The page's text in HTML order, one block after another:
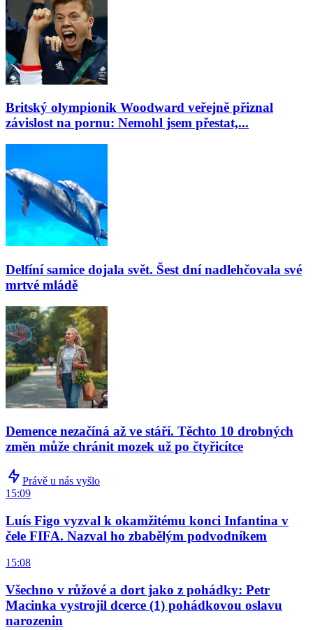
Britský olympionik Woodward veřejně přiznal
závislost na pornu: Nemohl jsem přestat,...
Delfíní samice dojala svět. Šest dní nadlehčovala své
mrtvé mládě
Demence nezačíná až ve stáří. Těchto 10 drobných
změn může chránit mozek už po čtyřicítce
Právě u nás vyšlo
15:09
Luís Figo vyzval k okamžitému konci Infantina v
čele FIFA. Nazval ho zbabělým podvodníkem
15:08
Všechno v růžové a dort jako z pohádky: Petr
Macinka vystrojil dcerce (1) pohádkovou oslavu
narozenin